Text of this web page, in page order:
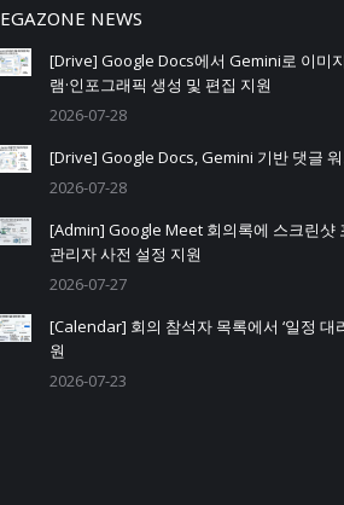
NEWS
[Drive] Google Docs에서 Gemini로 이미
램·인포그래픽 생성 및 편집 지원
2026-07-28
[Drive] Google Docs, Gemini 기반 댓글
2026-07-28
[Admin] Google Meet 회의록에 스크린샷
관리자 사전 설정 지원
2026-07-27
[Calendar] 회의 참석자 목록에서 ‘일정 대
원
2026-07-23